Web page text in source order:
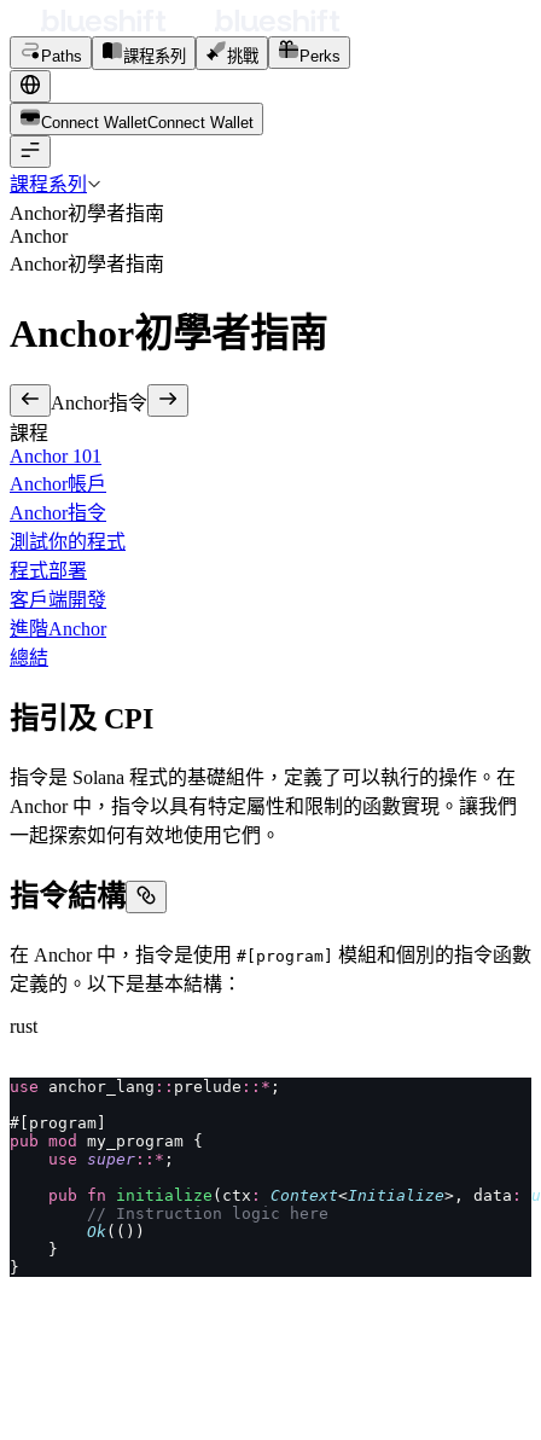
Paths 課程系列 挑戰 Perks
Connect WalletConnect Wal et
課程系列
Anchor初學者指南
Anchor
Anchor初學者指南
Anchor初學者指南
Anchor指令
課程
Anchor 101
Anchor帳戶
Anchor指令
測試你的程式
程式部署
客戶端開發
進階Anchor
總結
指引及 CPI
指令是 Solana 程式的基礎組件，定義了可以執行的操作。在
Anchor 中，指令以具有特定屬性和限制的函數實現。讓我們
一起探索如何有效地使用它們。
指令結構
在 Anchor 中，指令是使用 #[program] 模組和個別的指令函數
定義的。以下是基本結構：
rust
use anchor_lang :: prelude ::* ;
#[program]
pub mod
my_program {
    use
super ::* ;
    pub
fn initialize (ctx : Context<Initialize>, data :
        // Instruction logic here
        Ok
(())
    }
}